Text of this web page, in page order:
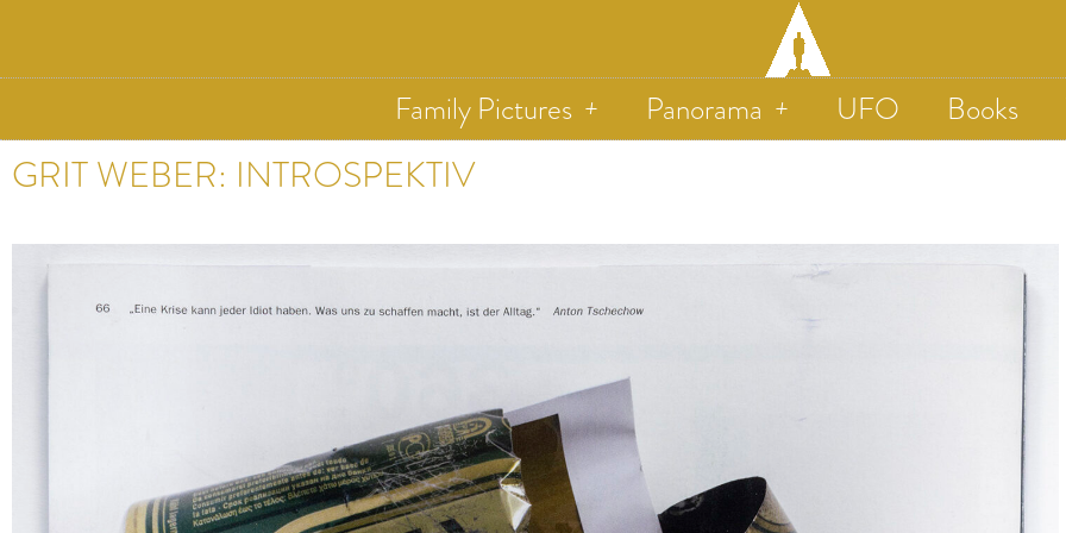
Family Pictures Panorama UFO Books
GRIT WEBER: INTROSPEKTIV